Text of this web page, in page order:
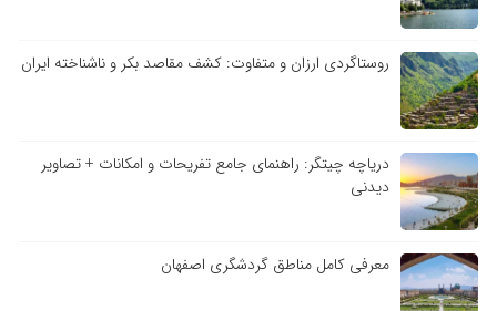
روستاگردی ارزان و متفاوت: کشف مقاصد بکر و ناشناخته ایران
دریاچه چیتگر: راهنمای جامع تفریحات و امکانات + تصاویر
دیدنی
معرفی کامل مناطق گردشگری اصفهان